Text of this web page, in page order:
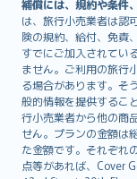
補償には、規約や条件
は、旅行小売業者は認
険の規約、給付、免責
すでにご加入されてい
ません。ご利用の旅行
る場合があります。そ
般的情報を提供するこ
行小売業者から他の商
せん。プランの金額は
た金額です。それぞれ
点等があれば、Cover
Română
српски
Slovensky
Slovenščina
Українська
Tiếng Việt